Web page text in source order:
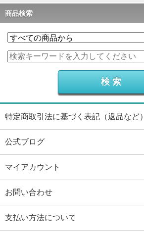
商品検索
特定商取引法に基づく表記（返品など）
公式ブログ
マイアカウント
お問い合わせ
支払い方法について